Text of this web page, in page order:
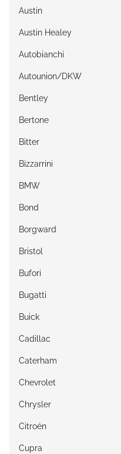
Austin
Austin Healey
Autobianchi
Autounion/DKW
Bentley
Bertone
Bitter
Bizzarrini
BMW
Bond
Borgward
Bristol
Bufori
Bugatti
Buick
Cadillac
Caterham
Chevrolet
Chrysler
Citroén
Cupra